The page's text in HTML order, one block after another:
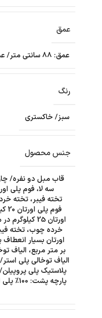
عمق
عمق: 88 سانتی متر/ عمق نشیمن: 49 سانتی متر
رنگ
سبز/ خاکستری
جنس محصول
قاب مبل دو نفره/
تخته فیبر، تخته
اورتان 25
خرده چوب، تخته
بر متر مربع، الیاف